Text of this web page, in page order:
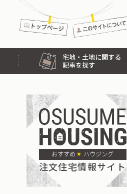
宅地・土地に関する
記事を探す
おすすめ ハウジング
注文住宅情報サイト